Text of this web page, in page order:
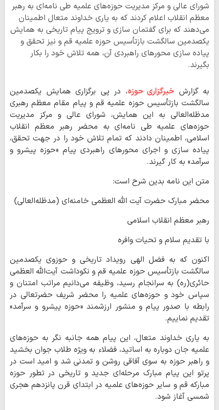
شورای عالی و مرکز مدیریت حوزه‌های علمیه طی نامه‌ای به رهبر
معظم انقلاب اعلام کردند که به یاری خداوند متعال اطمینان
می‌دهند که برای گفتمان سازی و ترویج پیام تاریخی به همایش
یکصدمین سالگشت بازتأسیس حوزه علمیه قم و نیز تحقق و
پیاده سازی محورهای راهبردی آن، همه تلاش خود را بکار
بگیرند.
به گزارش خبرگزاری حوزه، در پی برگزاری همایش یکصدمین
سالگشت بازتأسیس حوزه علمیه قم و پیام مقام معظم رهبری
مدظله‌العالی به این همایش، شورای عالی و مرکز مدیریت
حوزه‌های علمیه طی نامه‌ای به محضر رهبر معظم انقلاب
اسلامی، اطمینان دادند که تمام تلاش خود را در جهت تحقق،
پیاده سازی و اجرای محورهای راهبردی پیام «حوزه پیشرو و
سرآمد» به کار گیرند.
متن این نامه بدین شرح است:
محضر مبارک حضرت آیت الله العظمی خامنه‌ای (مدظله‌العالی)
رهبر معظم انقلاب اسلامی
با تقدیم سلام و تحیات وافره
اکنون که به‌ فضل الهی رویداد تاریخی و حوزوی یکصدمین
سالگشت بازتأسیس حوزه علمیه قم و نکوداشت آیت‌الله العظمی
حائری(ره) به سرانجام رسید، وظیفه می‌دانیم مراتب امتنان و
سپاس خود و حوزه‌های علمیه را محضر شریف حضرتعالی در
رابطه با صدور پیام و منشور ارزشمند «حوزه پیشرو و سرآمد»
تقدیم نماییم.
به یاری خداوند متعال، این پیام همه جانبه نگر به حوزه‌های
علمیه جان دوباره به اساتید، فضلاء به ویژه طلاب جوان بخشید
و راهبر حوزه به سوی آفاقی روشن و تمدنی شد و امید است در
پرتو این پیام مبارک مرحله‌ای جدید و تاریخی در تطور حوزه
مبارکه قم و سایر حوزه‌های علمیه در ابتدای قرن پانزدهم هجری
شمسی آغاز شود.